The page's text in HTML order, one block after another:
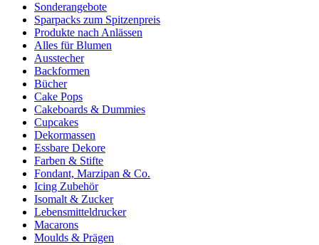
Sonderangebote
Sparpacks zum Spitzenpreis
Produkte nach Anlässen
Alles für Blumen
Ausstecher
Backformen
Bücher
Cake Pops
Cakeboards & Dummies
Cupcakes
Dekormassen
Essbare Dekore
Farben & Stifte
Fondant, Marzipan & Co.
Icing Zubehör
Isomalt & Zucker
Lebensmitteldrucker
Macarons
Moulds & Prägen